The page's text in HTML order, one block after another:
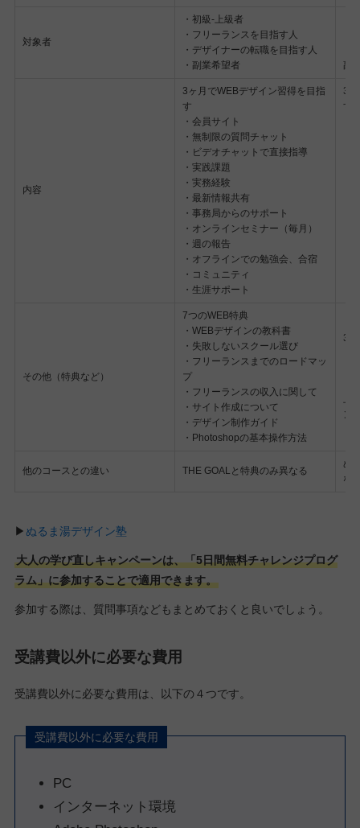
対象者
・初級-上級者
・フリーランスを目指す人
・デザイナーの転職を目指す人
・副業希望者
副
内容
3ヶ月でWEBデザイン習得を目指
す
・会員サイト
・無制限の質問チャット
・ビデオチャットで直接指導
・実践課題
・実務経験
・最新情報共有
・事務局からのサポート
・オンラインセミナー（毎月）
・週の報告
・オフラインでの勉強会、合宿
・コミュニティ
・生涯サポート
3
す
その他（特典など）
7つのWEB特典
・WEBデザインの教科書
・失敗しないスクール選び
・フリーランスまでのロードマッ
プ
・フリーランスの収入に関して
・サイト作成について
・デザイン制作ガイド
・Photoshopの基本操作方法
3
ン
他のコースとの違い THE GOALと特典のみ異なる
ぬ
な
▶︎ ぬるま湯デザイン塾
大人の学び直しキャンペーンは、「5日間無料チャレンジプログ
ラム」に参加することで適用できます。
参加する際は、質問事項などもまとめておくと良いでしょう。
受講費以外に必要な費用
受講費以外に必要な費用は、以下の４つです。
受講費以外に必要な費用
PC
インターネット環境